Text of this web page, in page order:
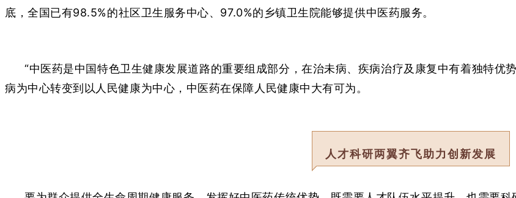
底，全国已有98.5%的社区卫生服务中心、97.0%的乡镇卫生院能够提供中医药服务。
“中医药是中国特色卫生健康发展道路的重要组成部分，在治未病、疾病治疗及康复中有着独特优
病为中心转变到以人民健康为中心，中医药在保障人民健康中大有可为。
人才科研两翼齐飞助力创新发展